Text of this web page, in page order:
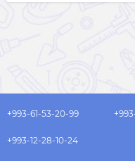
+993-61-53-20-99
+993-12-28-10-24